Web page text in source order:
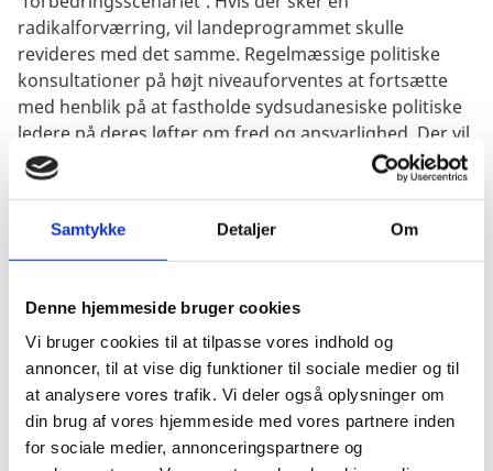
Samtykke Detaljer Om
Denne hjemmeside bruger cookies
Vi bruger cookies til at tilpasse vores indhold og
annoncer, til at vise dig funktioner til sociale medier og til
at analysere vores trafik. Vi deler også oplysninger om
din brug af vores hjemmeside med vores partnere inden
for sociale medier, annonceringspartnere og
radikalforværring, vil landeprogrammet skulle
revideres med det samme. Regelmæssige politiske
konsultationer på højt niveauforventes at fortsætte
med henblik på at fastholde sydsudanesiske politiske
ledere på deres løfter om fred og ansvarlighed. Der vil
blive identificeret indikatorer for monitorering inden
for de aftalte indsatsområder, som er beskrevet
multilaterale kanaler og andreligesindede
organisationer eller civilsamfundsorganisationer,
partnere. Potentielle risici skal identificeres,og der skal
udarbejdes strategier for nedsættelse af risici. Hvis
disse ikke allerede er udarbejdet, vil der blive ydet
støtte til dette. Danmark vil afstemme sin
monitoreringsindsats til partnernes egne vurderings-
og læringsprocesser, og ambassaden vil fortsat